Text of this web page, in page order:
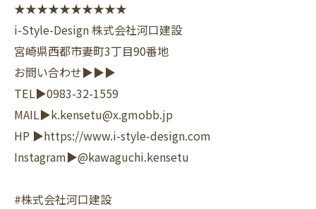
★★★★★★★★★★
i-Style-Design 株式会社河口建設
宮崎県西都市妻町3丁目90番地
お問い合わせ▶▶▶
TEL▶︎0983-32-1559
MAIL▶︎k.kensetu@x.gmobb.jp
HP ▶︎https://www.i-style-design.com
Instagram▶︎@kawaguchi.kensetu
#株式会社河口建設